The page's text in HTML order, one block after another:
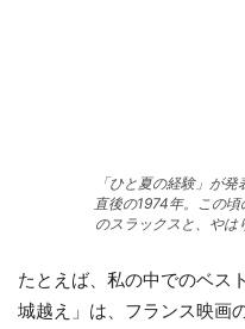
「ひと夏の経験」が
直後の1974年。この
のスラックスと、やは
たとえば、私の中でのベス
城越え」は、フランス映画